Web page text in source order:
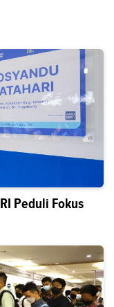
Peduli Fokus